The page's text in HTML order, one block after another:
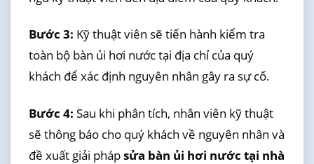
Bước 3: Kỹ thuật viên sẽ tiến hành kiểm tra
toàn bộ bàn ủi hơi nước tại địa chỉ của quý
khách để xác định nguyên nhân gây ra sự cố.
Bước 4: Sau khi phân tích, nhân viên kỹ thuật
sẽ thông báo cho quý khách về nguyên nhân và
đề xuất giải phápsửa bàn ủi hơi nước tại nhà